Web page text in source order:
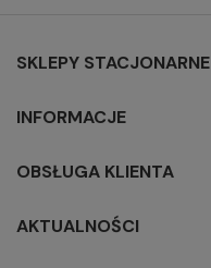
SKLEPY STACJONARNE
INFORMACJE
OBSŁUGA KLIENTA
AKTUALNOŚCI